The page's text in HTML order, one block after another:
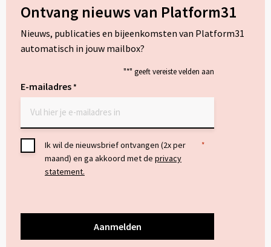
LinkedIn
Ontvang nieuws van Platform31
Nieuws, publicaties en bijeenkomsten van Platform31
automatisch in jouw mailbox?
"*" geeft vereiste velden aan
E-mailadres*
Toestemming
Ik wil de nieuwsbrief ontvangen (2x per
maand) en ga akkoord met de privacy
statement.
*